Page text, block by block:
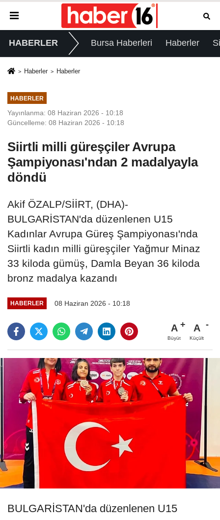
HABERLER Bursa Haberleri Haberler
Haberler Haberler
HABERLER
Yayınlanma: 08 Haziran 2026 - 10:18
Güncelleme: 08 Haziran 2026 - 10:18
Siirtli milli güreşçiler Avrupa
Şampiyonası'ndan 2 madalyayla
döndü
Akif ÖZALP/SİİRT, (DHA)-
BULGARİSTAN'da düzenlenen U15
Kadınlar Avrupa Güreş Şampiyonası'nda
Siirtli kadın milli güreşçiler Yağmur Minaz
33 kiloda gümüş, Damla Beyan 36 kiloda
bronz madalya kazandı
HABERLER 08 Haziran 2026 - 10:18
A
Büyüt
A
Küçült
BULGARİSTAN'da düzenlenen U15